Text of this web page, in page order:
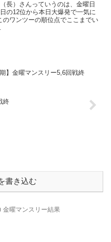
長）さんっていうのは、金曜日
の12位から本日大爆発で一気に
のワンツーの順位点でここまでい
期】金曜マンスリー5,6回戦終
終
書き込む
金曜マンスリー結果